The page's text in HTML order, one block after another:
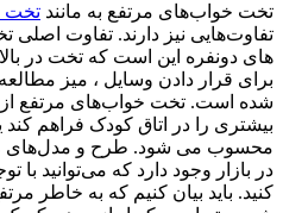
تخت خواب‌های مرتفع به مانند تخت
تفاوت‌هایی نیز دارند. تفاوت
های دونفره این است که تخت در
برای قرار دادن وسایل ، میز
شده است. تخت خواب‌های مرتفع
بیشتری را در اتاق کودک فراهم
محسوب می شود. طرح و مدل‌های
در بازار وجود دارد که می‌توانید با
کنید. باید بیان کنیم که به خاطر